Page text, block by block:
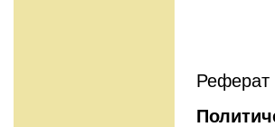
Реферат